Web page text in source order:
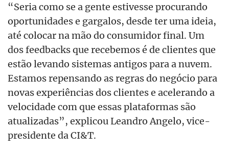
“Seria como se a gente estivesse procurando
oportunidades e gargalos, desde ter uma ideia,
até colocar na mão do consumidor final. Um
dos feedbacks que recebemos é de clientes que
estão levando sistemas antigos para a nuvem.
Estamos repensando as regras do negócio para
novas experiências dos clientes e acelerando a
velocidade com que essas plataformas são
atualizadas”, explicou Leandro Angelo, vice-
presidente da CI&T.